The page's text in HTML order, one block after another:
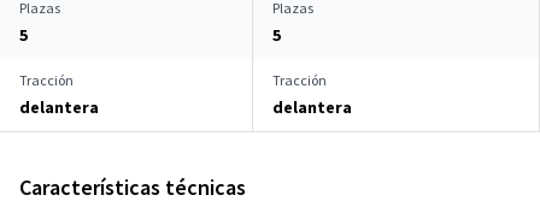
Plazas
5
Plazas
5
Tracción
delantera
Tracción
delantera
Características técnicas